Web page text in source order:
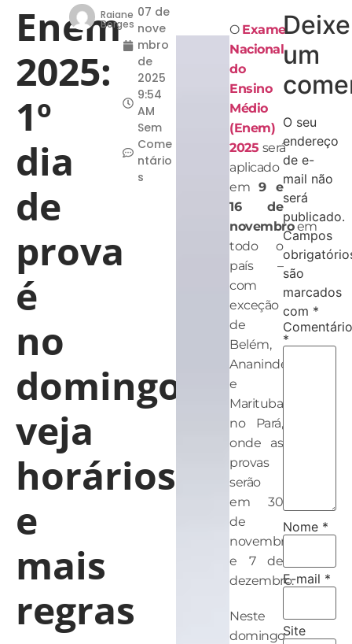
Enem
2025:
1º
dia
de
prova
é
no
domingo;
veja
horários
e
mais
regras
Raiane
Borges
07 de
nove
mbro
de
2025
9:54
AM
Sem
Come
ntário
s
O Exame
Nacional
do
Ensino
Médio
(Enem)
2025 será
aplicado
em 9 e
16 de
novembroem
todo o
país –
com
exceção
de
Belém,
Ananindeua
e
Marituba,
no Pará,
onde as
provas
serão
em 30
de
novembro
e 7 de
dezembro.
Neste
domingo
Deixe
um
O seu
endereço
de e-
mail não
será
publicado.
Campos
são
marcados
com *
Comentário
*
Nome *
E-mail *
Site